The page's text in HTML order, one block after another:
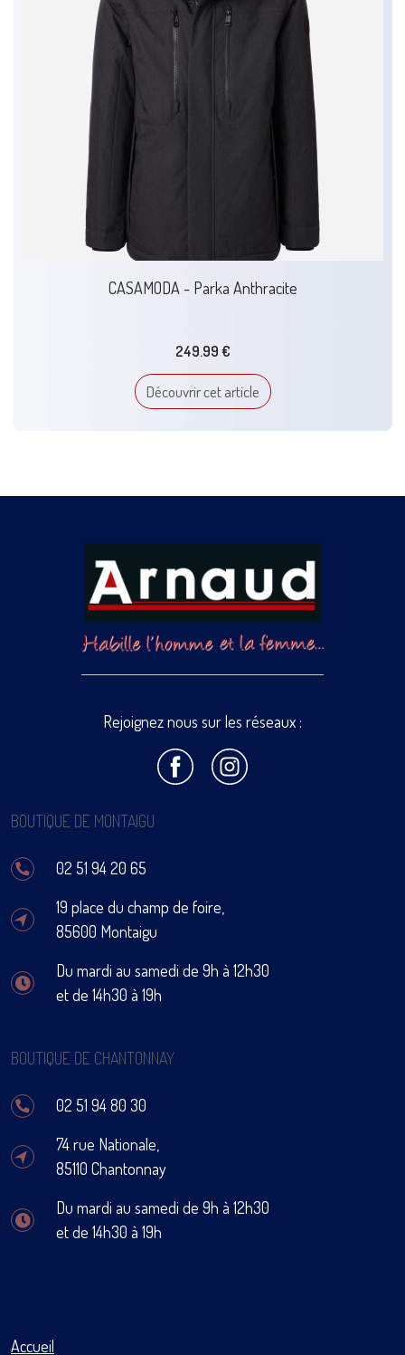
CASAMODA - Parka Anthracite
249.99 €
Découvrir cet article
Rejoignez nous sur les réseaux :
BOUTIQUE DE MONTAIGU
02 51 94 20 65
19 place du champ de foire,
85600 Montaigu
Du mardi au samedi de 9h à 12h30
et de 14h30 à 19h
BOUTIQUE DE CHANTONNAY
02 51 94 80 30
74 rue Nationale,
85110 Chantonnay
Du mardi au samedi de 9h à 12h30
et de 14h30 à 19h
Accueil